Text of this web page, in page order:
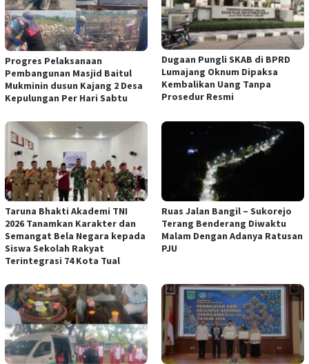
Progres Pelaksanaan
Pembangunan Masjid Baitul
Mukminin dusun Kajang 2 Desa
Kepulungan Per Hari Sabtu
Dugaan Pungli SKAB di BPRD
Lumajang Oknum Dipaksa
Kembalikan Uang Tanpa
Prosedur Resmi
Taruna Bhakti Akademi TNI
2026 Tanamkan Karakter dan
Semangat Bela Negara kepada
Siswa Sekolah Rakyat
Terintegrasi 74 Kota Tual
Ruas Jalan Bangil – Sukorejo
Terang Benderang Diwaktu
Malam Dengan Adanya Ratusan
PJU